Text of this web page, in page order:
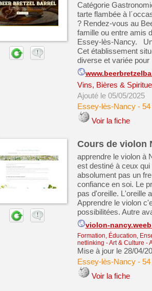
Catégorie
tarte flambée à
? Rendez-vous au
famille ou entre amis
Essey-lès-Nancy.
Cet établissement
diverse et variée pour
Vins, Bières &
Ajouté le 05/05/2025
Essey-lès-Nancy-
Voir la fiche
Cours de violon
apprendre le violon à
est destiné à ceux
absolument pas un
confiance en soi. Le
pas d'oreille. L'oreille
Apprendre le violon
possibilitées. Autre
violon-
Formation, Éducation,
netlinking -Art & Culture -
Mise à jour le 28/04/
Essey-lès-Nancy-
Voir la fiche